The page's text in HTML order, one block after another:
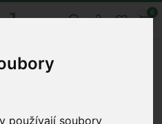
používají soubory
0